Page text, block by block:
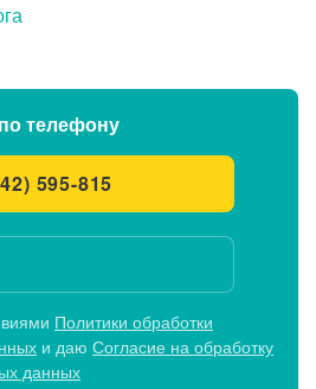
по телефону
595-815
Политики обработки
и даю Согласие на обработку
данных